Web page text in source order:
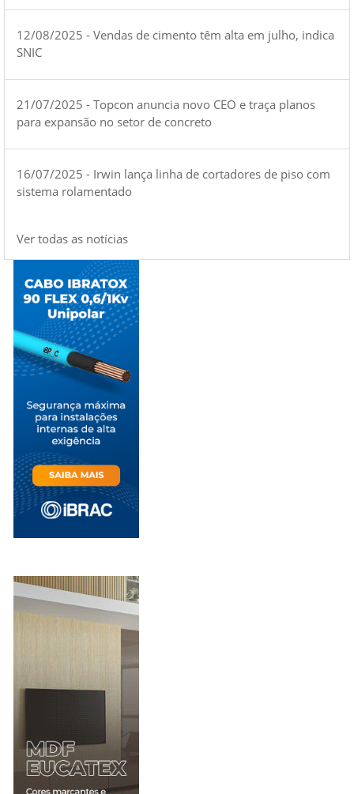
12/08/2025 - Vendas de cimento têm alta em julho, indica
SNIC
21/07/2025 - Topcon anuncia novo CEO e traça planos
para expansão no setor de concreto
16/07/2025 - Irwin lança linha de cortadores de piso com
sistema rolamentado
Ver todas as notícias